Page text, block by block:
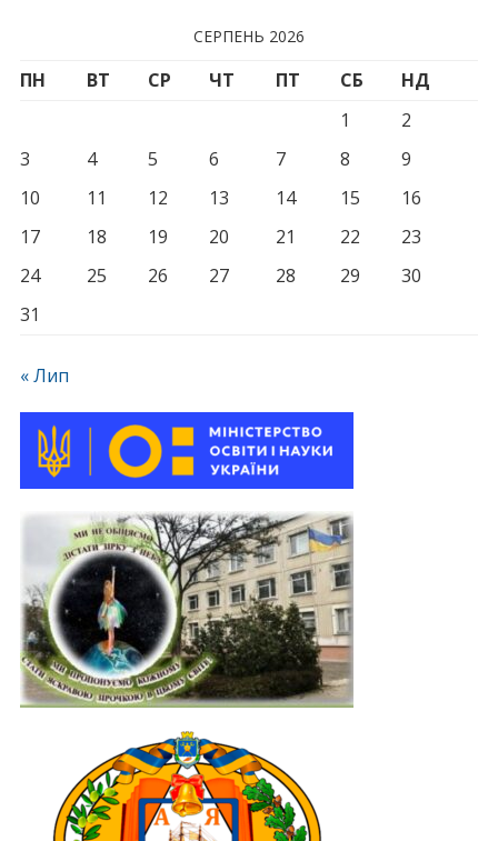
СЕРПЕНЬ 2026
ПН ВТ СР ЧТ ПТ СБ
НД
1
2
3
4 5 6 7 8
9
10
11 12 13 14 15
16
17
18 19 20 21 22
23
24
25 26 27 28 29
30
31
« Лип